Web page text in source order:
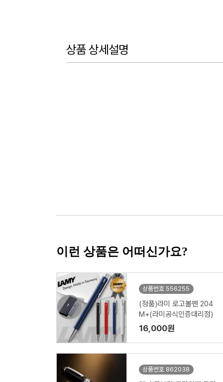
상품 상세설명
이런 상품은 어떠신가요?
상품번호 556255
(정품)라미 로고볼펜 204
M+(라미공식인증대리점)
16,000원
상품번호 862038